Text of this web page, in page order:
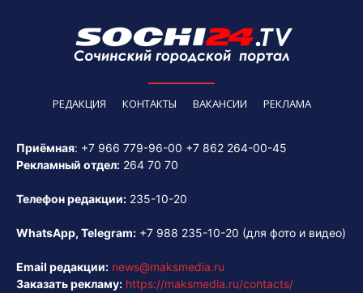
РЕДАКЦИЯ КОНТАКТЫ ВАКАНСИИ РЕКЛАМА
Приёмная: +7 966 779-96-00 +7 862 264-00-45
Рекламный отдел: 264 70 70
Телефон редакции: 235-10-20
WhatsApp, Telegram: +7 988 235-10-20 (для фото и видео)
Email редакции: news@maksmedia.ru
Заказать рекламу: https://maksmedia.ru/contacts/